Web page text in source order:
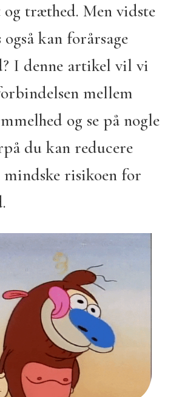
træthed. Men vidste
også kan forårsage
I denne artikel vil vi
mellem
og se på nogle
du kan reducere
mindske risikoen for